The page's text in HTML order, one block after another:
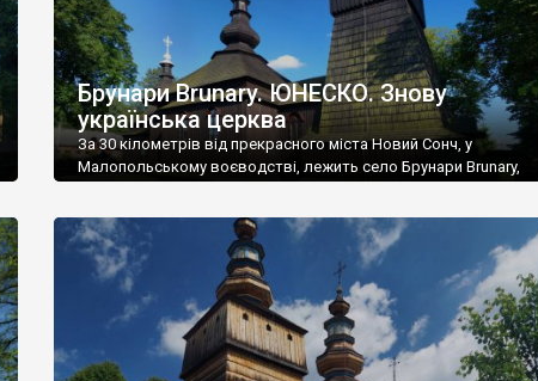
Брунари Brunary. ЮНЕСКО. Знову
українська церква
За 30 кілометрів від прекрасного міста Новий Сонч, у
Малопольському воєводстві, лежить село Брунари Brunary,
церква – Архангела Михаїла. Її звели у далекому 1653 році, і
це один із еталонів класичного лемківського храму. Перша
згадка про Брунари датується 1335 роком – […]